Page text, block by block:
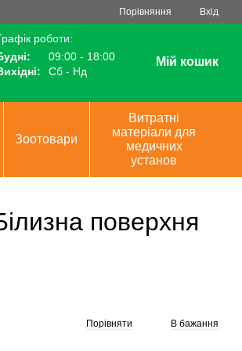
Порівняння Вхід
роботи:
09:00 - 18:00
Сб - Нд
Мій кошик
Зоотовари
Витратні
матеріали для
медичних
установ
поверхня
Порівняти В бажання